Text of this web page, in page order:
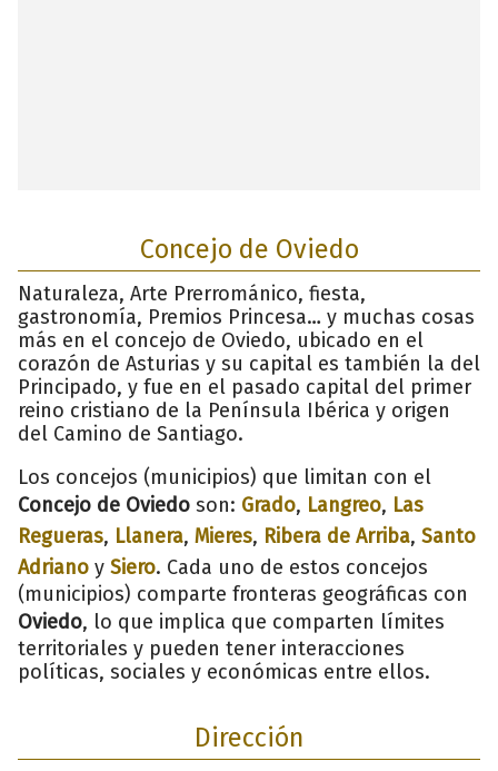
Concejo de Oviedo
Naturaleza, Arte Prerrománico, fiesta,
gastronomía, Premios Princesa… y muchas cosas
más en el concejo de Oviedo, ubicado en el
corazón de Asturias y su capital es también la del
Principado, y fue en el pasado capital del primer
reino cristiano de la Península Ibérica y origen
del Camino de Santiago.
Los concejos (municipios) que limitan con el
Concejo de Oviedo son: Grado, Langreo, Las
Regueras, Llanera, Mieres, Ribera de Arriba, Santo
Adriano y Siero. Cada uno de estos concejos
(municipios) comparte fronteras geográficas con
Oviedo, lo que implica que comparten límites
territoriales y pueden tener interacciones
políticas, sociales y económicas entre ellos.
Dirección